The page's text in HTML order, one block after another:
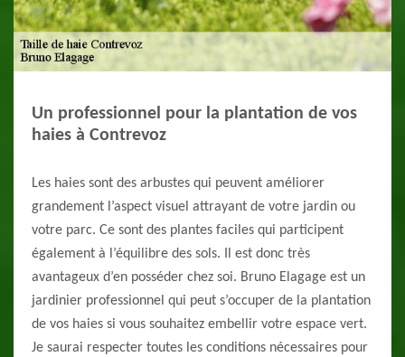
Un professionnel pour la plantation de vos
haies à Contrevoz
Les haies sont des arbustes qui peuvent améliorer
grandement l’aspect visuel attrayant de votre jardin ou
votre parc. Ce sont des plantes faciles qui participent
également à l’équilibre des sols. Il est donc très
avantageux d’en posséder chez soi. Bruno Elagage est un
jardinier professionnel qui peut s’occuper de la plantation
de vos haies si vous souhaitez embellir votre espace vert.
Je saurai respecter toutes les conditions nécessaires pour